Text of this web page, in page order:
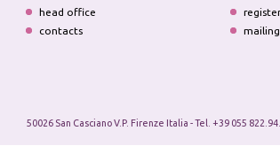
head office
contacts
register
50026 San Casciano V.P. Firenze Italia - Tel. +39 055